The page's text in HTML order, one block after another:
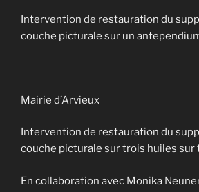
Intervention de restauration du
couche picturale sur un
Mairie d’Arvieux
Intervention de restauration du
couche picturale sur trois huiles sur
En collaboration avec Monika